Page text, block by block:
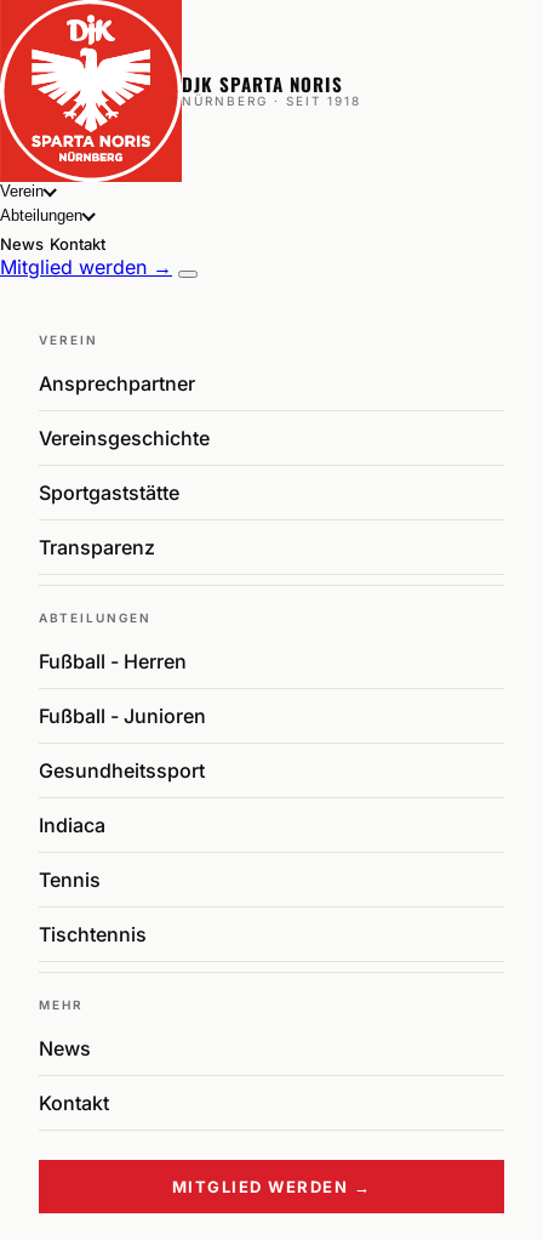
DJK SPARTA NORIS
NÜRNBERG · SEIT 1918
Verein
Abteilungen
News Kontakt
Mitglied werden →
VEREIN
Ansprechpartner
Vereinsgeschichte
Sportgaststätte
Transparenz
ABTEILUNGEN
Fußball - Herren
Fußball - Junioren
Gesundheitssport
Indiaca
Tennis
Tischtennis
MEHR
News
Kontakt
MITGLIED WERDEN →